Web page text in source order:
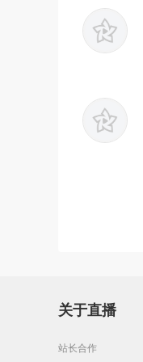
关于直播
站长合作